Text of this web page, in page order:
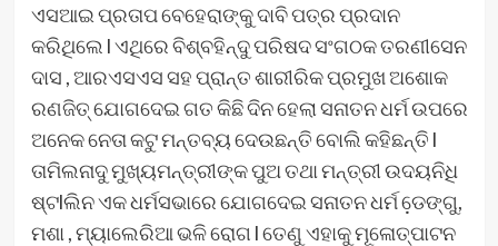
ଏସଆଇ ପ୍ରତାପ ବେହେରାଙ୍କୁ ଦାବି ପତ୍ର ପ୍ରଦାନ
କରିଥିଲେ l ଏଥିରେ ବିଶ୍ବହିନ୍ଦୁ ପରିଷଦ ସଂଗଠକ ତରଣୀସେନ
ଦାସ , ଆରଏସଏସ ସହ ପ୍ରାନ୍ତ ଶାରୀରିକ ପ୍ରମୁଖ ଅଶୋକ
ରଣଜିତ୍ ଯୋଗଦେଇ ଗତ କିଛି ଦିନ ହେଲା ସନାତନ ଧର୍ମ ଉପରେ
ଅନେକ ନେତା କଟୁ ମନ୍ତବ୍ୟ ଦେଉଛନ୍ତି ବୋଲି କହିଛନ୍ତି l
ତାମିଲନାଦୁ ମୁଖ୍ୟମନ୍ତ୍ରୀଙ୍କ ପୁଅ ତଥା ମନ୍ତ୍ରୀ ଉଦୟନିଧି
ଷ୍ଟlଲିନ ଏକ ଧର୍ମସଭାରେ ଯୋଗଦେଇ ସନାତନ ଧର୍ମ ଡେ଼ଙ୍ଗୁ,
ମଶା , ମ୍ୟାଲେରିଆ ଭଳି ରୋଗ l ତେଣୁ ଏହାକୁ ମୂଳୋତ୍ପାଟନ